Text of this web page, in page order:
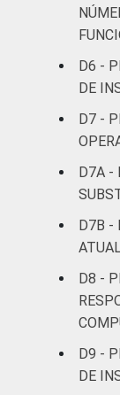
D6 -
DE
D7 -
D7A -
D7B -
D8 -
D9 -
DE